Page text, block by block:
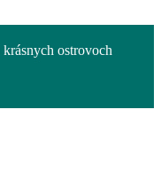
ostrovoch